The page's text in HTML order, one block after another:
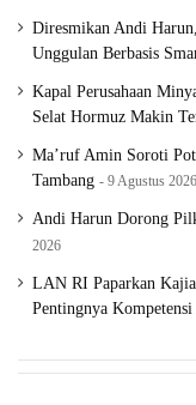
Diresmikan Andi
Unggulan Berbasis
Kapal Perusahaan
Selat Hormuz Makin
Ma’ruf Amin Soroti
Tambang
9 Agustus 2026
Andi Harun Dorong
2026
LAN RI Paparkan
Pentingnya